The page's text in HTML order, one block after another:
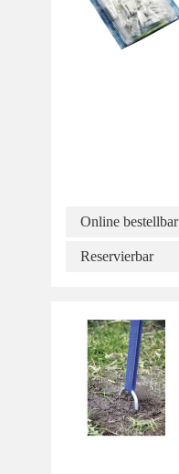
Online bestellbar
Reservierbar